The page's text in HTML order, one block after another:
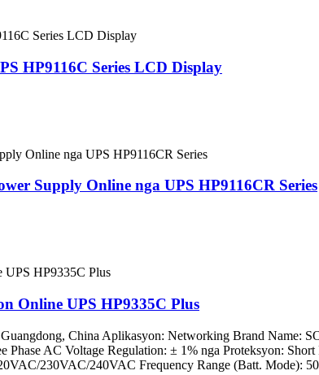
HP9116C Series LCD Display
Supply Online nga UPS HP9116CR Series
Online UPS HP9335C Plus
China Aplikasyon: Networking Brand Name:
Phase AC Voltage Regulation: ± 1% nga Proteksyon:
230VAC/240VAC Frequency Range (Batt. Mode):